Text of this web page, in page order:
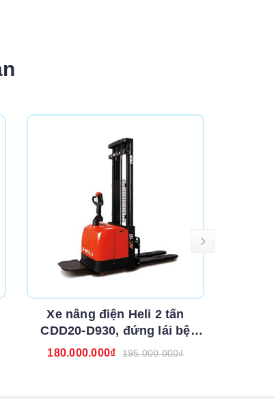
Xe nâng điện Heli 2 tấn
CDD20-D930, đứng lái bệ
đứng
180.000.000₫ 195.000.000₫